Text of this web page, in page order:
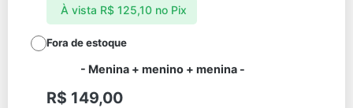
À vista R$125,10 no Pix
Fora de estoque
- Menina + menino + menina -
R$ 149,00